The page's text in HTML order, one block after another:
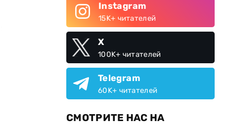
Instagram
15K+ читателей
X
100K+ читателей
Telegram
60K+ читателей
СМОТРИТЕ НАС НА